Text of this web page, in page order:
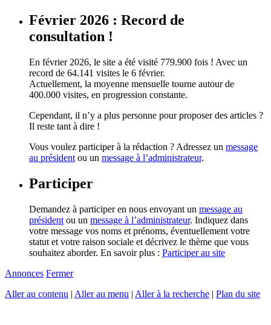
Février 2026 : Record de
consultation !
En février 2026, le site a été visité 779.900 fois ! Avec un
record de 64.141 visites le 6 février.
Actuellement, la moyenne mensuelle tourne autour de
400.000 visites, en progression constante.
Cependant, il n’y a plus personne pour proposer des articles ?
Il reste tant à dire !
Vous voulez participer à la rédaction ? Adressez un message
au président ou un message à l’administrateur.
Participer
Demandez à participer en nous envoyant un message au
président ou un message à l’administrateur. Indiquez dans
votre message vos noms et prénoms, éventuellement votre
statut et votre raison sociale et décrivez le thème que vous
souhaitez aborder. En savoir plus : Participer au site
Annonces Fermer
Aller au contenu | Aller au menu | Aller à la recherche | Plan du site